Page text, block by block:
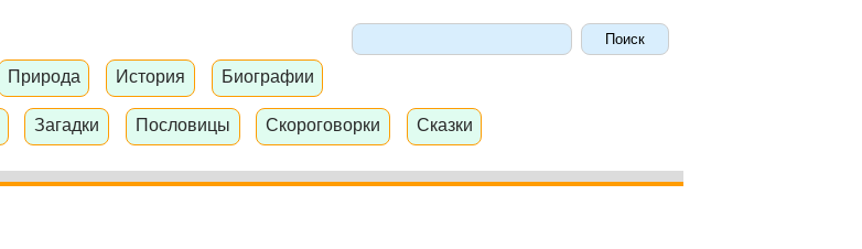
Природа История Биографии
Загадки Пословицы Скороговорки Сказки